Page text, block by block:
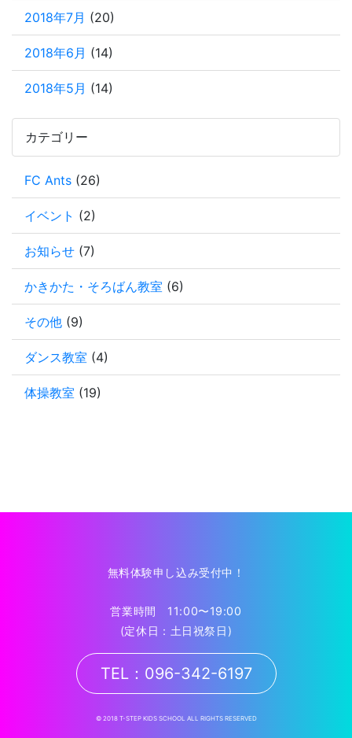
2018年7月 (20)
2018年6月 (14)
2018年5月 (14)
カテゴリー
FC Ants (26)
イベント (2)
お知らせ (7)
かきかた・そろばん教室 (6)
その他 (9)
ダンス教室 (4)
体操教室 (19)
無料体験申し込み受付中！
営業時間 11:00〜19:00
(定休日：土日祝祭日)
TEL：096-342-6197
© 2018 T-STEP KIDS SCHOOL ALL RIGHTS RESERVED